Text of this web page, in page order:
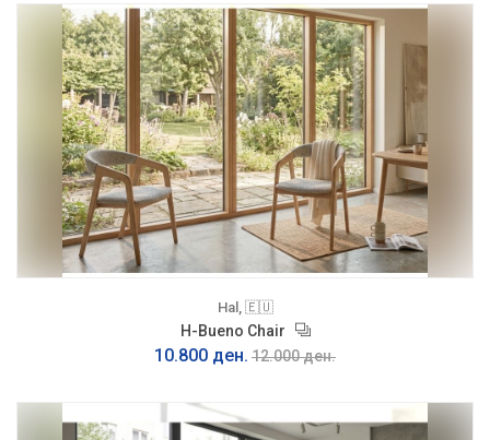
Hal, 🇪🇺
H-Bueno Chair
10.800 ден. 12.000 ден.